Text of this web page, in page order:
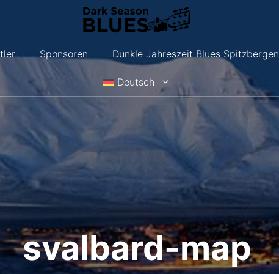
Sponsoren Dunkle Jahreszeit Blues Spitzbergen
Deutsch
svalbard-map